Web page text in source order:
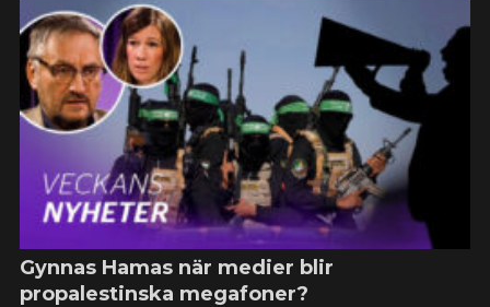
Gynnas Hamas när medier blir
propalestinska megafoner?